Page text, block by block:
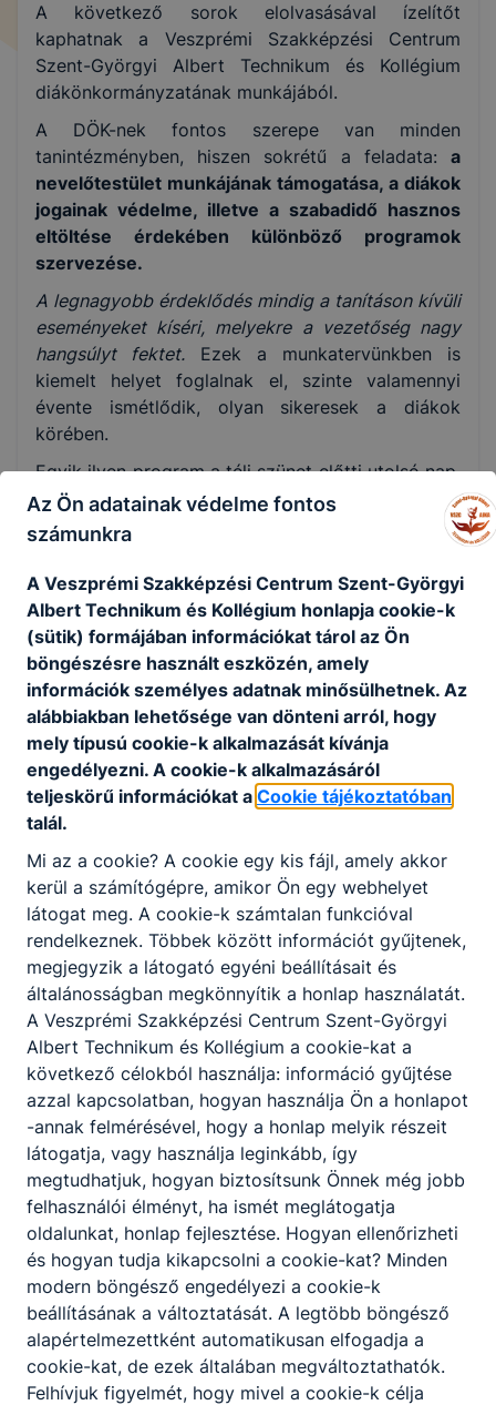
A következő sorok elolvasásával ízelítőt
kaphatnak a Veszprémi Szakképzési Centrum
Szent-Györgyi Albert Technikum és Kollégium
diákönkormányzatának munkájából.
A DÖK-nek fontos szerepe van minden
tanintézményben, hiszen sokrétű a feladata: a
nevelőtestület munkájának támogatása, a diákok
jogainak védelme, illetve a szabadidő hasznos
eltöltése érdekében különböző programok
szervezése.
A legnagyobb érdeklődés mindig a tanításon kívüli
eseményeket kíséri, melyekre a vezetőség nagy
hangsúlyt fektet. Ezek a munkatervünkben is
kiemelt helyet foglalnak el, szinte valamennyi
évente ismétlődik, olyan sikeresek a diákok
körében.
Egyik ilyen program a téli szünet előtti utolsó nap,
tanítás nélküli munkanap, diáknap. Ezen a napon
sokféle program közül választhatnak a tanulók, pl.
végigjárhatják az ünnepi díszbe öltöztetett
tantermeket, hogy egy játékos
„akadályversenyen” tegyék próbára tudásukat,
ügyességüket a karácsonyi ünnepkörrel
kapcsolatosan. Közben az aulában kézműves
foglalkozások zajlanak, pl. csuhéfonás, bőr
ajándéktárgyak készítése. Az étteremben teaház
működik, s miközben szomjukat csillapítják a
betérők, elleshetnek különböző
szalvétahajtogatási technikákat is a vendéglátós
tanulóktól. A tornateremben minden évben
csapatok egy-egy sportágban. Az eseménydús
délelőtt végén karácsonyi ünnepséget rendezünk.
Körülálljuk az iskola feldíszített karácsonyfáját, és
meghallgatjuk az irodalmi színpad ünnepi
összeállítását. A nap zárásaként az osztályok
külön is ünnepelnek, sokan ajándékot adnak
egymásnak.
4 éve szerveztük meg először a Szent-Györgyi
Gálát, hagyományteremtő szándékkal. Erre a
színvonalas rendezvényre tavasszal kerül sor a
művelődési házban, és mindig nagy érdeklődés
kíséri. Nem véletlen, hiszen ez alkalomból
bemutatkoznak az iskola legtehetségesebb
tanulói.Ki-ki olyan produkcióval áll a színpadra,
amiben a legtehetségesebb: verset mond, énekel,
táncol, hangszeren játszik, bűvészkedik,
jelenetben szerepel, zenekarban zenél, különleges
sportot űz. Ebben a tanévben 2018. április 10-én
vesszük birtokba a Művelődési Házat.
Az Ön adatainak védelme fontos
számunkra
A Veszprémi Szakképzési Centrum Szent-Györgyi
Albert Technikum és Kollégium honlapja cookie-k
(sütik) formájában információkat tárol az Ön
böngészésre használt eszközén, amely
információk személyes adatnak minősülhetnek. Az
alábbiakban lehetősége van dönteni arról, hogy
mely típusú cookie-k alkalmazását kívánja
engedélyezni. A cookie-k alkalmazásáról
teljeskörű információkat a Cookie tájékoztatóban
talál.
Mi az a cookie? A cookie egy kis fájl, amely akkor
kerül a számítógépre, amikor Ön egy webhelyet
látogat meg. A cookie-k számtalan funkcióval
rendelkeznek. Többek között információt gyűjtenek,
megjegyzik a látogató egyéni beállításait és
általánosságban megkönnyítik a honlap használatát.
A Veszprémi Szakképzési Centrum Szent-Györgyi
Albert Technikum és Kollégium a cookie-kat a
következő célokból használja: információ gyűjtése
azzal kapcsolatban, hogyan használja Ön a honlapot
-annak felmérésével, hogy a honlap melyik részeit
látogatja, vagy használja leginkább, így
megtudhatjuk, hogyan biztosítsunk Önnek még jobb
felhasználói élményt, ha ismét meglátogatja
oldalunkat, honlap fejlesztése. Hogyan ellenőrizheti
és hogyan tudja kikapcsolni a cookie-kat? Minden
modern böngésző engedélyezi a cookie-k
beállításának a változtatását. A legtöbb böngésző
alapértelmezettként automatikusan elfogadja a
cookie-kat, de ezek általában megváltoztathatók.
Felhívjuk figyelmét, hogy mivel a cookie-k célja